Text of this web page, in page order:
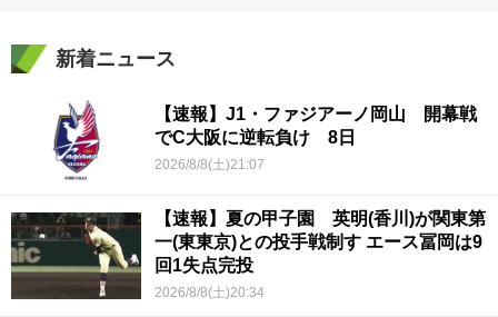
新着ニュース
【速報】J1・ファジアーノ岡山 開幕戦
でC大阪に逆転負け 8日
2026/8/8(土)21:07
【速報】夏の甲子園 英明(香川)が関東第
一(東東京)との投手戦制す エース冨岡は9
回1失点完投
2026/8/8(土)20:34